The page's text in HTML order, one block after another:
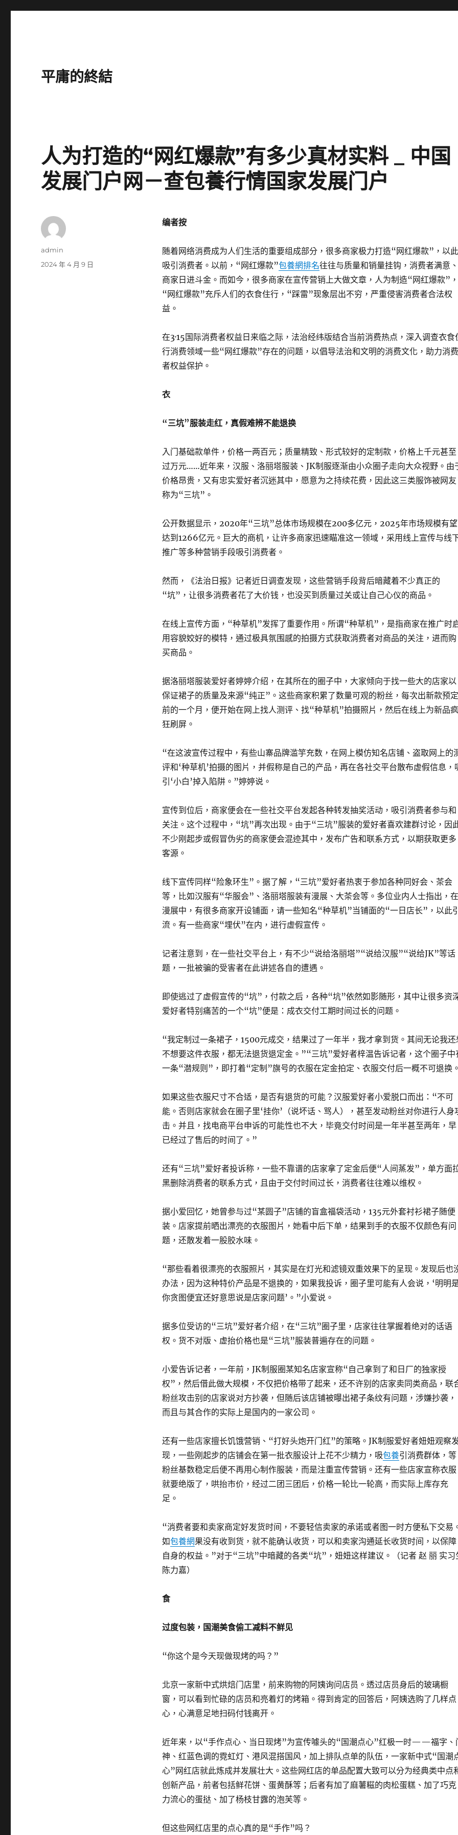
平庸的終結
人为打造的“网红爆款”有多少真材实料 _ 中国
发展门户网－查包養行情国家发展门户
编者按
随着网络消费成为人们生活的重要组成部分，很多商家极力打造“网红爆款”，以此
吸引消费者。以前，“网红爆款”包養網排名往往与质量和销量挂钩，消费者满意、
商家日进斗金。而如今，很多商家在宣传营销上大做文章，人为制造“网红爆款”，
“网红爆款”充斥人们的衣食住行，“踩雷”现象层出不穷，严重侵害消费者合法权
益。
在3·15国际消费者权益日来临之际，法治经纬版结合当前消费热点，深入调查衣食
行消费领域一些“网红爆款”存在的问题，以倡导法治和文明的消费文化，助力消费
者权益保护。
衣
“三坑”服装走红，真假难辨不能退换
入门基础款单件，价格一两百元；质量精致、形式较好的定制款，价格上千元甚至
过万元……近年来，汉服、洛丽塔服装、JK制服逐渐由小众圈子走向大众视野。由
价格昂贵，又有忠实爱好者沉迷其中，愿意为之持续花费，因此这三类服饰被网友
称为“三坑”。
公开数据显示，2020年“三坑”总体市场规模在200多亿元，2025年市场规模有望
达到1266亿元。巨大的商机，让许多商家迅速瞄准这一领域，采用线上宣传与线
推广等多种营销手段吸引消费者。
然而，《法治日报》记者近日调查发现，这些营销手段背后暗藏着不少真正的
“坑”，让很多消费者花了大价钱，也没买到质量过关或让自己心仪的商品。
在线上宣传方面，“种草机”发挥了重要作用。所谓“种草机”，是指商家在推广时
用容貌姣好的模特，通过极具氛围感的拍摄方式获取消费者对商品的关注，进而购
买商品。
据洛丽塔服装爱好者婷婷介绍，在其所在的圈子中，大家倾向于找一些大的店家以
保证裙子的质量及来源“纯正”。这些商家积累了数量可观的粉丝，每次出新款预定
前的一个月，便开始在网上找人测评、找“种草机”拍摄照片，然后在线上为新品疯
狂刷屏。
“在这波宣传过程中，有些山寨品牌滥竽充数，在网上模仿知名店铺、盗取网上的
评和‘种草机’拍摄的图片，并假称是自己的产品，再在各社交平台散布虚假信息，
引‘小白’掉入陷阱。”婷婷说。
宣传到位后，商家便会在一些社交平台发起各种转发抽奖活动，吸引消费者参与和
关注。这个过程中，“坑”再次出现。由于“三坑”服装的爱好者喜欢建群讨论，因
不少刚起步或假冒伪劣的商家便会混迹其中，发布广告和联系方式，以期获取更多
客源。
线下宣传同样“险象环生”。据了解，“三坑”爱好者热衷于参加各种同好会、茶会
等，比如汉服有“华服会”、洛丽塔服装有漫展、大茶会等。多位业内人士指出，在
漫展中，有很多商家开设铺面，请一些知名“种草机”当铺面的“一日店长”，以此引
流。有一些商家“埋伏”在内，进行虚假宣传。
记者注意到，在一些社交平台上，有不少“说给洛丽塔”“说给汉服”“说给JK”等话
题，一批被骗的受害者在此讲述各自的遭遇。
即使逃过了虚假宣传的“坑”，付款之后，各种“坑”依然如影随形，其中让很多资
爱好者特别痛苦的一个“坑”便是：成衣交付工期时间过长的问题。
“我定制过一条裙子，1500元成交，结果过了一年半，我才拿到货。其间无论我还
不想要这件衣服，都无法退货退定金。”“三坑”爱好者梓温告诉记者，这个圈子中
一条“潜规则”，即打着“定制”旗号的衣服在定金拍定、衣服交付后一概不可退换。
如果这些衣服尺寸不合适，是否有退货的可能？汉服爱好者小爱脱口而出：“不可
能。否则店家就会在圈子里‘挂你’（说坏话、骂人），甚至发动粉丝对你进行人身
击。并且，找电商平台申诉的可能性也不大，毕竟交付时间是一年半甚至两年，早
已经过了售后的时间了。”
还有“三坑”爱好者投诉称，一些不靠谱的店家拿了定金后便“人间蒸发”，单方面
黑删除消费者的联系方式，且由于交付时间过长，消费者往往难以维权。
据小爱回忆，她曾参与过“某圆子”店铺的盲盒福袋活动，135元外套衬衫裙子随便
装。店家提前晒出漂亮的衣服图片，她看中后下单，结果到手的衣服不仅颜色有问
题，还散发着一股胶水味。
“那些看着很漂亮的衣服照片，其实是在灯光和滤镜双重效果下的呈现。发现后也
办法，因为这种特价产品是不退换的，如果我投诉，圈子里可能有人会说，‘明明
你贪图便宜还好意思说是店家问题’。”小爱说。
据多位受访的“三坑”爱好者介绍，在“三坑”圈子里，店家往往掌握着绝对的话语
权。货不对版、虚抬价格也是“三坑”服装普遍存在的问题。
小爱告诉记者，一年前，JK制服圈某知名店家宣称“自己拿到了和日厂的独家授
权”，然后借此做大规模，不仅把价格带了起来，还不许别的店家卖同类商品，联
粉丝攻击别的店家说对方抄袭，但随后该店铺被曝出裙子条纹有问题，涉嫌抄袭，
而且与其合作的实际上是国内的一家公司。
还有一些店家擅长饥饿营销、“打好头炮开门红”的策略。JK制服爱好者妞妞观察
现，一些刚起步的店铺会在第一批衣服设计上花不少精力，吸包養引消费群体，等
粉丝基数稳定后便不再用心制作服装，而是注重宣传营销。还有一些店家宣称衣服
就要绝版了，哄抬市价，经过二团三团后，价格一轮比一轮高，而实际上库存充
足。
“消费者要和卖家商定好发货时间，不要轻信卖家的承诺或者图一时方便私下交易
如包養網果没有收到货，就不能确认收货，可以和卖家沟通延长收货时间，以保障
自身的权益。”对于“三坑”中暗藏的各类“坑”，妞妞这样建议。（记者 赵 丽 实习
陈力嘉）
食
过度包装，国潮美食偷工减料不鲜见
“你这个是今天现做现烤的吗？”
北京一家新中式烘焙门店里，前来购物的阿姨询问店员。透过店员身后的玻璃橱
窗，可以看到忙碌的店员和亮着灯的烤箱。得到肯定的回答后，阿姨选购了几样点
心，心满意足地扫码付钱离开。
近年来，以“手作点心、当日现烤”为宣传噱头的“国潮点心”红极一时——福字、
神、红蓝色调的霓虹灯、港风混搭国风，加上排队点单的队伍，一家新中式“国潮
心”网红店就此炼成并发展壮大。这些网红店的单品配置大致可以分为经典类中点
创新产品，前者包括鲜花饼、蛋黄酥等；后者有加了麻薯糍的肉松蛋糕、加了巧克
力流心的蛋挞、加了杨枝甘露的泡芙等。
但这些网红店里的点心真的是“手作”吗？
作
admin
發
2024 年 4 月 9 日